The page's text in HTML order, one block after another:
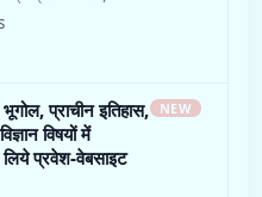
प्राचीन इतिहास,
विषयों में
लिये प्रवेश-वेबसाइट
NEW